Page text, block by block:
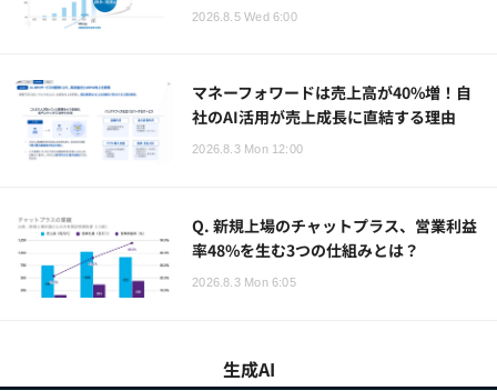
2026.8.5 Wed 6:00
マネーフォワードは売上高が40%増！自
社のAI活用が売上成長に直結する理由
2026.8.3 Mon 12:00
Q. 新規上場のチャットプラス、営業利益
率48%を生む3つの仕組みとは？
2026.8.3 Mon 6:05
生成AI